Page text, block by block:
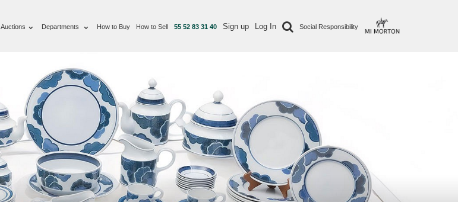
Auctions Departments How to Buy How to Sell 55 52 83 31 40 Sign up Log In Social Responsibility